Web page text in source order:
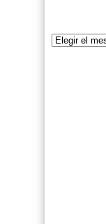
Archivo